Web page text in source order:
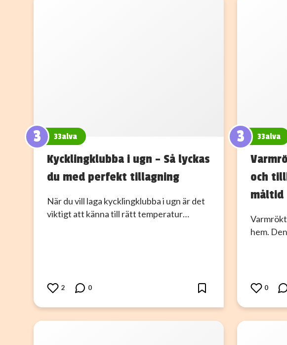
3 33alva
Kycklingklubba i ugn – Så lyckas
du med perfekt tillagning
När du vill laga kycklingklubba i ugn är det
viktigt att känna till rätt temperatur…
2 0
3 33alva
och
måltid
hem.
0